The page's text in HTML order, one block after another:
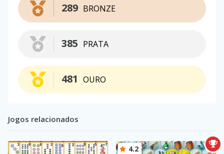
BRONZE
289
PRATA
385
OURO
481
Jogos relacionados
4.2